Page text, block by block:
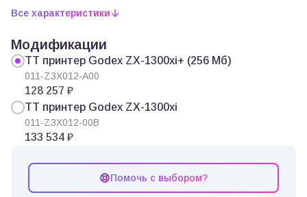
Все характеристики
Модификации
ТТ принтер Godex ZX-1300xi+ (256 Мб)
011-Z3X012-A00
128 257 ₽
ТТ принтер Godex ZX-1300xi
011-Z3X012-00B
133 534 ₽
Помочь с выбором?